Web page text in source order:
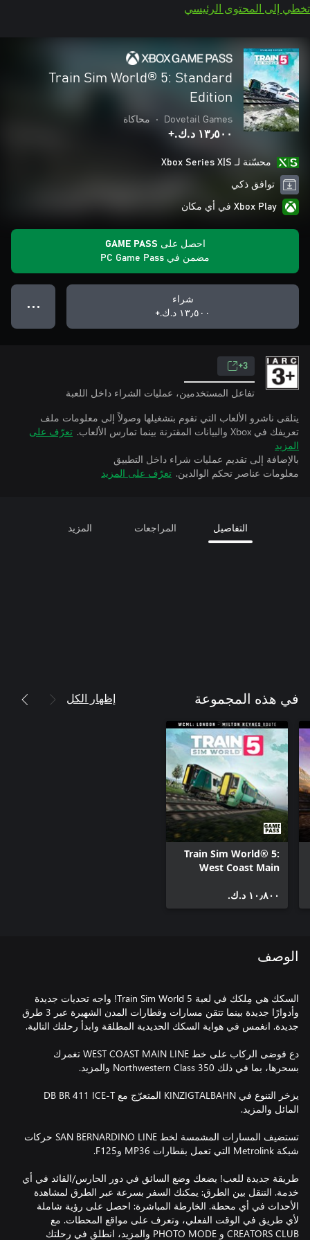
تخطي إلى المحتوى الرئيسي
Train Sim World® 5: Standard
Edition
Dovetail Games
• محاكاة
١٣٫٥٠٠ د.ك.‏+
محسّنة لـ Xbox Series X|S
توافق ذكي
Xbox Play في أي مكان
احصل على GAME PASS
مضمن في PC Game Pass
شراء
١٣٫٥٠٠ د.ك.‏+
● ● ●
3+
تفاعل المستخدمين، عمليات الشراء داخل اللعبة
يتلقى ناشرو الألعاب التي تقوم بتشغيلها وصولاً إلى معلومات ملف
تعريفك في Xbox والبيانات المقترنة بينما تمارس الألعاب.
تعرّف على
المزيد
بالإضافة إلى تقديم عمليات شراء داخل التطبيق
معلومات عناصر تحكم الوالدين. تعرّف على المزيد
التفاصيل المراجعات المزيد
في هذه المجموعة إظهار الكل
Train Sim World® 5:
West Coast Main
Milton Keynes
١٠٫٨٠٠ د.ك.‏
الوصف
السكك هي مِلكك في لعبة Train Sim World 5! واجه تحديات جديدة
وأدوارًا جديدة بينما تتقن مسارات وقطارات المدن الشهيرة عبر 3 طرق
دع فوضى الركاب على خط WEST COAST MAIN LINE تغمرك
يزخر التنوع في KINZIGTALBAHN المتعرّج مع DB BR 411 ICE-T
تستضيف المسارات المشمسة لخط SAN BERNARDINO LINE حركات
طريقة جديدة للعب! يضعك وضع السائق في دور الحارس/القائد في أي
خدمة. التنقل بين الطرق: يمكنك السفر بسرعة عبر الطرق لمشاهدة
الأحداث في أي محطة. الخارطة المباشرة: احصل على رؤية شاملة
لأي طريق في الوقت الفعلي، وتعرف على مواقع المحطات. مع
CREATORS CLUB و PHOTO MODE والمزيد، انطلق في رحلتك